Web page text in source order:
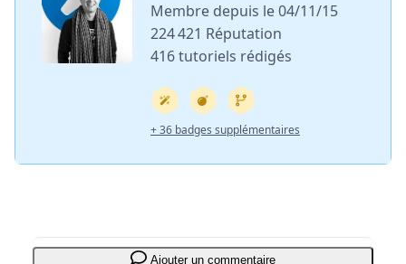
Membre depuis le 04/11/15
224 421 Réputation
416 tutoriels rédigés
+ 36 badges supplémentaires
Ajouter un commentaire